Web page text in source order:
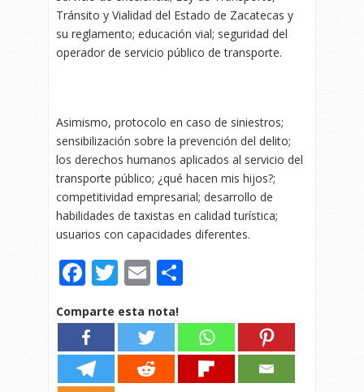
Tránsito y Vialidad del Estado de Zacatecas y
su reglamento; educación vial; seguridad del
operador de servicio público de transporte.
Asimismo, protocolo en caso de siniestros;
sensibilización sobre la prevención del delito;
los derechos humanos aplicados al servicio del
transporte público; ¿qué hacen mis hijos?;
competitividad empresarial; desarrollo de
habilidades de taxistas en calidad turística;
usuarios con capacidades diferentes.
Facebook
Twitter
Email
Comparte esta nota!